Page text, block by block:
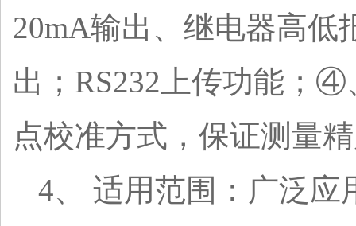
20mA输出、继电器高低
出；RS232上传功能；
点校准方式，保证测量
4、 适用范围：广泛应